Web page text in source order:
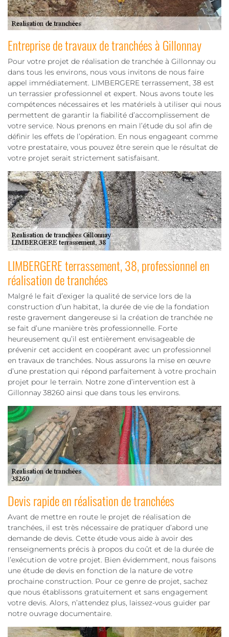
Entreprise de travaux de tranchées à Gillonnay
Pour votre projet de réalisation de tranchée à Gillonnay ou
dans tous les environs, nous vous invitons de nous faire
appel immédiatement. LIMBERGERE terrassement, 38 est
un terrassier professionnel et expert. Nous avons toute les
compétences nécessaires et les matériels à utiliser qui nous
permettent de garantir la fiabilité d’accomplissement de
votre service. Nous prenons en main l’étude du sol afin de
définir les effets de l’opération. En nous engageant comme
votre prestataire, vous pouvez être serein que le résultat de
votre projet serait strictement satisfaisant.
LIMBERGERE terrassement, 38, professionnel en
réalisation de tranchées
Malgré le fait d’exiger la qualité de service lors de la
construction d’un habitat, la durée de vie de la fondation
reste gravement dangereuse si la création de tranchée ne
se fait d’une manière très professionnelle. Forte
heureusement qu’il est entièrement envisageable de
prévenir cet accident en coopérant avec un professionnel
en travaux de tranchées. Nous assurons la mise en œuvre
d’une prestation qui répond parfaitement à votre prochain
projet pour le terrain. Notre zone d’intervention est à
Gillonnay 38260 ainsi que dans tous les environs.
Devis rapide en réalisation de tranchées
Avant de mettre en route le projet de réalisation de
tranchées, il est très nécessaire de pratiquer d’abord une
demande de devis. Cette étude vous aide à avoir des
renseignements précis à propos du coût et de la durée de
l’exécution de votre projet. Bien évidemment, nous faisons
une étude de devis en fonction de la nature de votre
prochaine construction. Pour ce genre de projet, sachez
que nous établissons gratuitement et sans engagement
votre devis. Alors, n’attendez plus, laissez-vous guider par
notre ouvrage documentaire.